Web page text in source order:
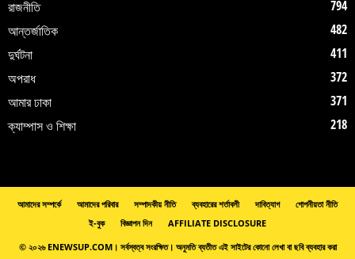
রাজনীতি
794
আন্তর্জাতিক
482
দুর্ঘটনা
411
অপরাধ
372
আমার ঢাকা
371
ক্যাম্পাস ও শিক্ষা
218
আমাদের সম্পর্কে আমাদের পরিবার সম্পাদকীয় নীতি ব্যবহারের শর্তাবলী দাবিত্যাগ
গোপনীয়তা নীতি
ই-বুক
বিজ্ঞাপন দিন
AFFILIATE DISCLOSURE
© ২০২৬ ENEWSUP.COM। সর্বস্বত্ব সংরক্ষিত। অনুমতি ব্যতীত এই সাইটের কোনো লেখা বা ছবি ব্যবহার করা